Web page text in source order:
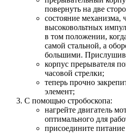
повернуть на две
состояние механизма,
высоковольтных
в том положении,
самой стальной, а
большими.
корпус прерывателя
часовой стрелки;
теперь прочно
элемент;
С помощью стробоскопа:
нагрейте двигатель
оптимального для
присоедините